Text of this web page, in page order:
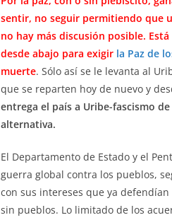
sentir, no seguir permitiendo que
no hay más discusión posible.
desde abajo para exigir la Paz de
muerte. Sólo así se le levanta al
que se reparten hoy de nuevo y
entrega el país a Uribe-fascismo
alternativa.
El Departamento de Estado y el
guerra global contra los pueblos,
con sus intereses que ya
sin pueblos. Lo limitado de los